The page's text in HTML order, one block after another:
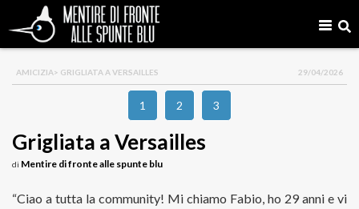
AMICIZIA> GRIGLIATA A VERSAILLES 29/04/2026
1 2 3
Grigliata a Versailles
di Mentire di fronte alle spunte blu
“Ciao a tutta la community! Mi chiamo Fabio, ho 29 anni e vi